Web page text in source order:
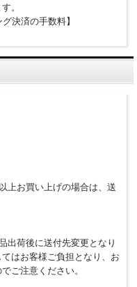
。
決済の手数料】
上お買い上げの場合は、送
出荷後に送付先変更となり
はお客様ご負担となり、お
ご注意ください。